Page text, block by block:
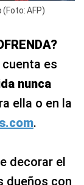
AFP)
es
nunca
ella o en la
.
decorar el
dueños con